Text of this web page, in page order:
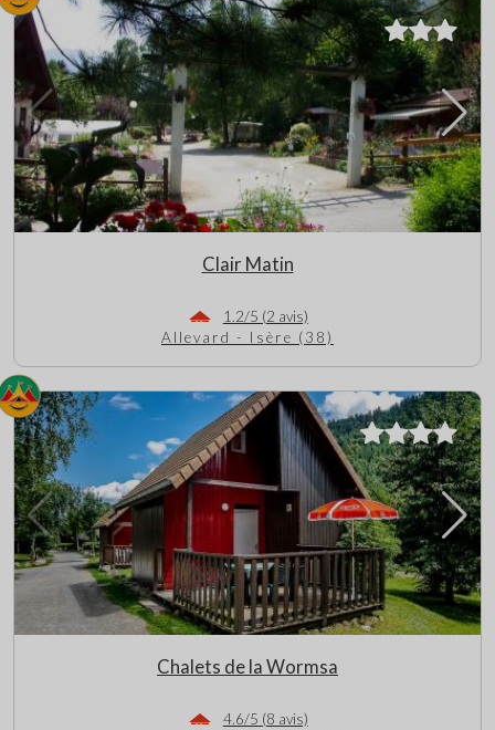
Clair Matin
1.2/5 (2 avis)
Allevard - Isère (38)
Chalets de la Wormsa
4.6/5 (8 avis)